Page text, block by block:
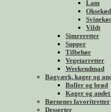
Lam
Oksekød
Vildt
Simreretter
Supper
Tilbehør
Vegetarretter
Weekendmad
Bagværk, kager og
Boller og brød
Kager og andet
Børnenes favoritretter
Desserter